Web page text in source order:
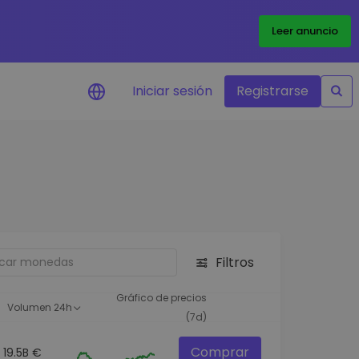
Leer anuncio
oportunidades de
inteligente para un
Iniciar sesión Registrarse
Filtros
Volumen 24h
Gráfico de precios
(7d)
19.5B € Comprar